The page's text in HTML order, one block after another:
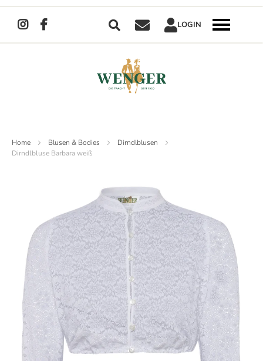
Suche LOGIN
Navigation
umschalten
Home Blusen & Bodies
Dirndlblusen
Dirndlbluse Barbara weiß
Bildergalerie
springen